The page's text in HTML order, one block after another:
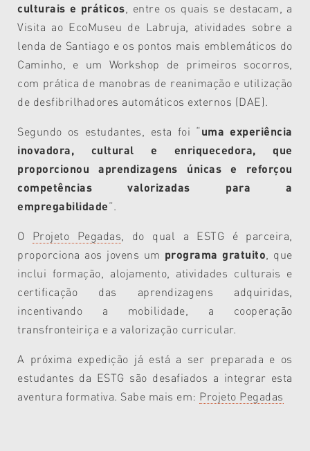
culturais e práticos, entre os quais se destacam, a
Visita ao EcoMuseu de Labruja, atividades sobre a
lenda de Santiago e os pontos mais emblemáticos do
Caminho, e um Workshop de primeiros socorros,
com prática de manobras de reanimação e utilização
de desfibrilhadores automáticos externos (DAE).
Segundo os estudantes, esta foi “uma experiência
inovadora, cultural e enriquecedora, que
proporcionou aprendizagens únicas e reforçou
competências valorizadas para a
empregabilidade”.
O Projeto Pegadas, do qual a ESTG é parceira,
proporciona aos jovens um programa gratuito, que
inclui formação, alojamento, atividades culturais e
certificação das aprendizagens adquiridas,
incentivando a mobilidade, a cooperação
transfronteiriça e a valorização curricular.
A próxima expedição já está a ser preparada e os
estudantes da ESTG são desafiados a integrar esta
aventura formativa. Sabe mais em: Projeto Pegadas